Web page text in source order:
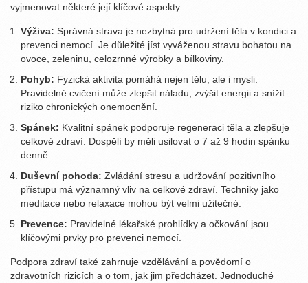
vyjmenovat některé její klíčové aspekty:
Výživa: Správná strava je nezbytná pro udržení těla v kondici a
prevenci nemocí. Je důležité jíst vyváženou stravu bohatou na
ovoce, zeleninu, celozrnné výrobky a bílkoviny.
Pohyb: Fyzická aktivita pomáhá nejen tělu, ale i mysli.
Pravidelné cvičení může zlepšit náladu, zvýšit energii a snížit
riziko chronických onemocnění.
Spánek: Kvalitní spánek podporuje regeneraci těla a zlepšuje
celkové zdraví. Dospělí by měli usilovat o 7 až 9 hodin spánku
denně.
Duševní pohoda: Zvládání stresu a udržování pozitivního
přístupu má významný vliv na celkové zdraví. Techniky jako
meditace nebo relaxace mohou být velmi užitečné.
Prevence: Pravidelné lékařské prohlídky a očkování jsou
klíčovými prvky pro prevenci nemocí.
Podpora zdraví také zahrnuje vzdělávání a povědomí o
zdravotních rizicích a o tom, jak jim předcházet. Jednoduché